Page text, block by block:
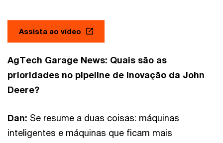
Assista ao vídeo
AgTech Garage News: Quais são as
prioridades no pipeline de inovação da John
Deere?
Dan: Se resume a duas coisas: máquinas
inteligentes e máquinas que ficam mais